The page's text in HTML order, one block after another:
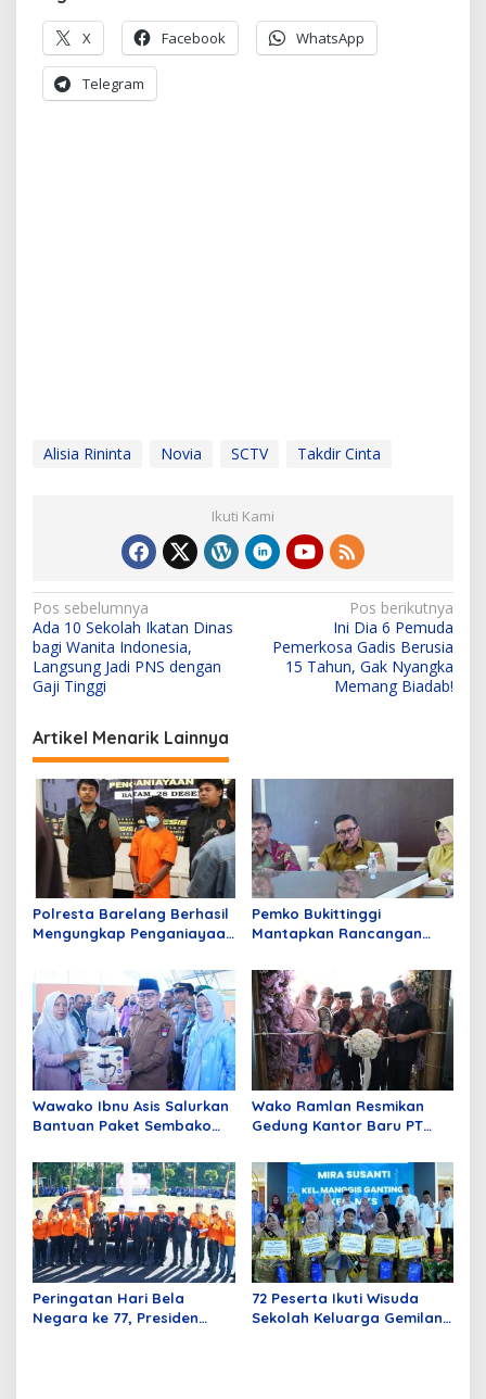
X Facebook WhatsApp
Telegram
Alisia Rininta Novia SCTV Takdir Cinta
Ikuti Kami
N
a
v
i
g
a
s
i
p
o
s
Pos sebelumnya
Ada 10 Sekolah Ikatan Dinas
bagi Wanita Indonesia,
Langsung Jadi PNS dengan
Gaji Tinggi
Pos berikutnya
Ini Dia 6 Pemuda
Pemerkosa Gadis Berusia
15 Tahun, Gak Nyangka
Memang Biadab!
Artikel Menarik Lainnya
Polresta Barelang Berhasil
Mengungkap Penganiayaan
Pemko Bukittinggi
Mantapkan Rancangan
Program Surau Gemilang
Wawako Ibnu Asis Salurkan
Bantuan Paket Sembako
Ekonomi Produktif
Wako Ramlan Resmikan
Gedung Kantor Baru PT
Peringatan Hari Bela
Negara ke 77, Presiden
72 Peserta Ikuti Wisuda
Sekolah Keluarga Gemilang